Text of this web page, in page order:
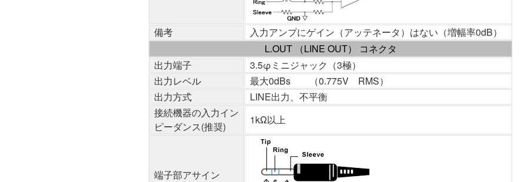
備考
入力アンプにゲイン（アッテネータ）はない（増幅率0dB）
L.OUT （LINE OUT） コネクタ
出力端子
3.5φミニジャック（3極）
出力レベル
最大0dBs （0.775V RMS）
出力方式
LINE出力、不平衡
接続機器の入力イン
ピーダンス(推奨)
1kΩ以上
端子部アサイン